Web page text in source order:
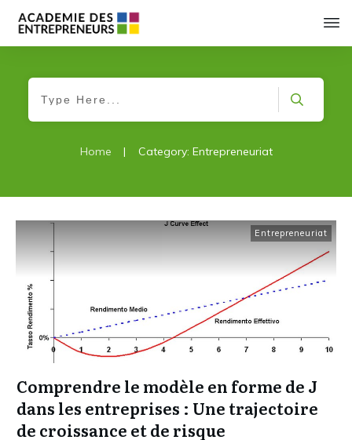
Home | Category: Entrepreneuriat
Entrepreneuriat
Comprendre le modèle en forme de J
dans les entreprises : Une trajectoire
de croissance et de risque